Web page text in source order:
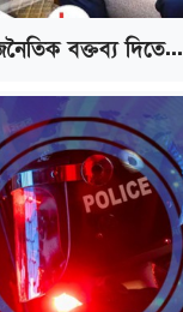
বক্তব্য দিতে...